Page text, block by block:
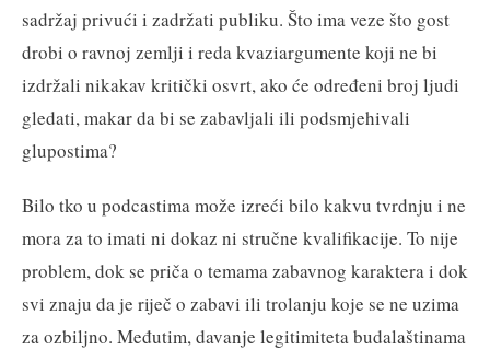
sadržaj privući i zadržati publiku. Što ima veze što gost
drobi o ravnoj zemlji i reda kvaziargumente koji ne bi
izdržali nikakav kritički osvrt, ako će određeni broj ljudi
gledati, makar da bi se zabavljali ili podsmjehivali
glupostima?
Bilo tko u podcastima može izreći bilo kakvu tvrdnju i ne
mora za to imati ni dokaz ni stručne kvalifikacije. To nije
problem, dok se priča o temama zabavnog karaktera i dok
svi znaju da je riječ o zabavi ili trolanju koje se ne uzima
za ozbiljno. Međutim, davanje legitimiteta budalaštinama